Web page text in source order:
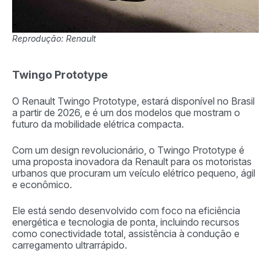
Reprodução: Renault
Twingo Prototype
O Renault Twingo Prototype, estará disponível no Brasil
a partir de 2026, e é um dos modelos que mostram o
futuro da mobilidade elétrica compacta.
Com um design revolucionário, o Twingo Prototype é
uma proposta inovadora da Renault para os motoristas
urbanos que procuram um veículo elétrico pequeno, ágil
e econômico.
Ele está sendo desenvolvido com foco na eficiência
energética e tecnologia de ponta, incluindo recursos
como conectividade total, assistência à condução e
carregamento ultrarrápido.